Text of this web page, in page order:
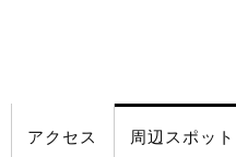
アクセス 周辺 スポット